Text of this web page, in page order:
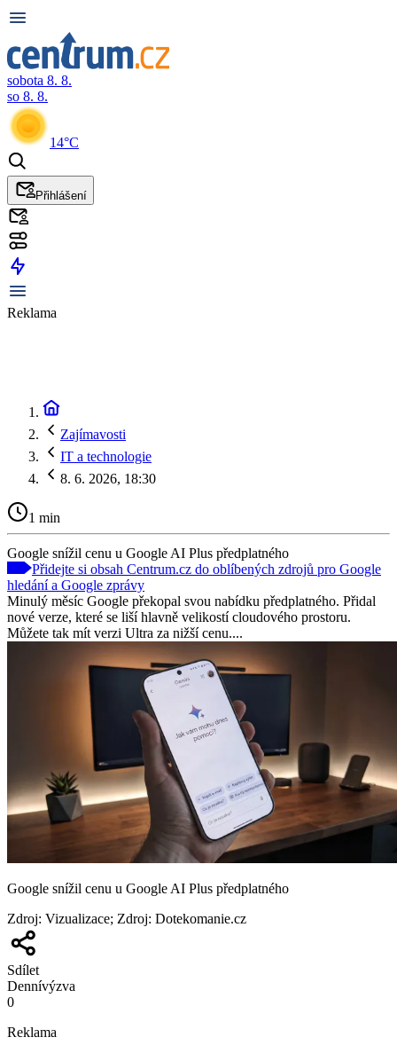
sobota 8. 8.
so 8. 8.
14°C
Přihlášení
Reklama
Zajímavosti
IT a technologie
8. 6. 2026, 18:30
1 min
Google snížil cenu u Google AI Plus předplatného
Přidejte si obsah Centrum.cz do oblíbených zdrojů pro Google
hledání a Google zprávy
Minulý měsíc Google překopal svou nabídku předplatného. Přidal
nové verze, které se liší hlavně velikostí cloudového prostoru.
Můžete tak mít verzi Ultra za nižší cenu....
Google snížil cenu u Google AI Plus předplatného
Zdroj: Vizualizace; Zdroj: Dotekomanie.cz
Sdílet
Dennívýzva
0
Reklama